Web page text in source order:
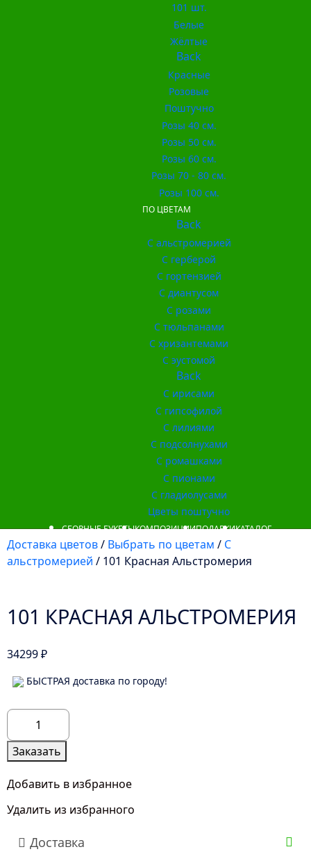
101 шт.
Белые
Жёлтые
Back
Красные
Розовые
Поштучно
Розы 40 см.
Розы 50 см.
Розы 60 см.
Розы 70 - 80 см.
Розы 100 см.
ПО ЦВЕТАМ
Back
С альстромерией
С герберой
С гортензией
С диантусом
С розами
С тюльпанами
С хризантемами
С эустомой
Back
С ирисами
С гипсофилой
С лилиями
С подсолнухами
С ромашками
С пионами
С гладиолусами
Цветы поштучно
СБОРНЫЕ БУКЕТЫКОМПОЗИЦИИПОДАРКИКАТАЛОГ
Доставка цветов/ Выбрать по цветам / С
альстромерией / 101 Красная Альстромерия
101 КРАСНАЯ АЛЬСТРОМЕРИЯ
34299₽
БЫСТРАЯ доставка по городу!
Количество
товара
101
Красная
Альстромерия
Заказать
Добавить в избранное
Удалить из избранного
Доставка